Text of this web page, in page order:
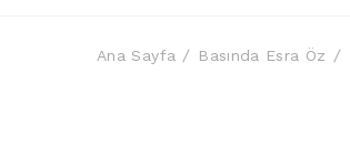
Ana Sayfa Basında Esra Öz